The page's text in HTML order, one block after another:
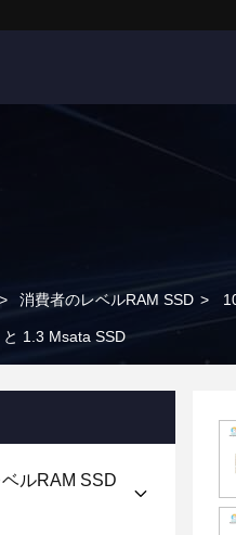
> 消費者のレベルRAM SSD >
1.3 Msata SSD
ルRAM SSD